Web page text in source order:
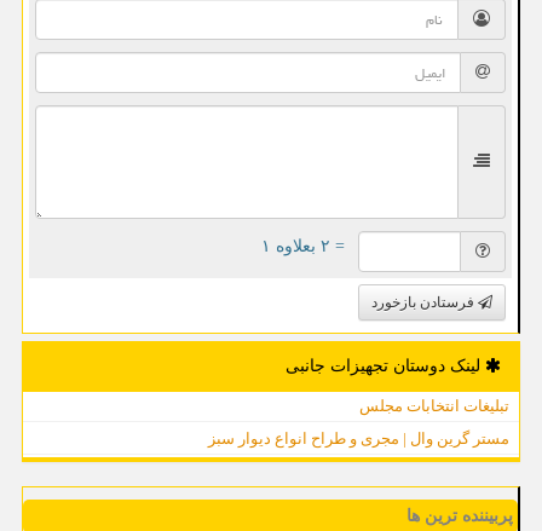
= ۲ بعلاوه ۱
فرستادن بازخورد
لینک دوستان تجهیزات جانبی
تبلیغات انتخابات مجلس
مستر گرین وال | مجری و طراح انواع دیوار سبز
پربیننده ترین ها